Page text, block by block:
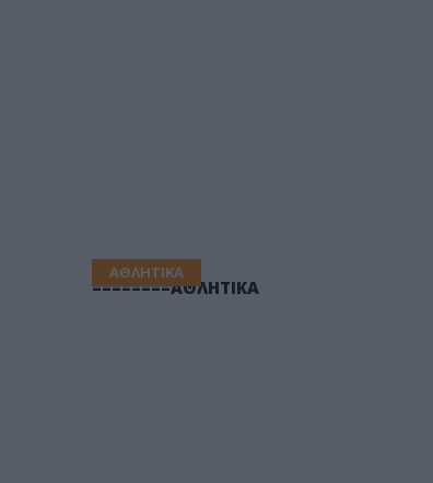
ΑΘΛΗΤΙΚΑ
========ΑΘΛΗΤΙΚΑ